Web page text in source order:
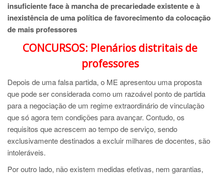
insuficiente face à mancha de precariedade existente e à
inexistência de uma política de favorecimento da colocação
de mais professores
CONCURSOS: Plenários distritais de
professores
Depois de uma falsa partida, o ME apresentou uma proposta
que pode ser considerada como um razoável ponto de partida
para a negociação de um regime extraordinário de vinculação
que só agora tem condições para avançar. Contudo, os
requisitos que acrescem ao tempo de serviço, sendo
exclusivamente destinados a excluir milhares de docentes, são
intoleráveis.
Por outro lado, não existem medidas efetivas, nem garantias,